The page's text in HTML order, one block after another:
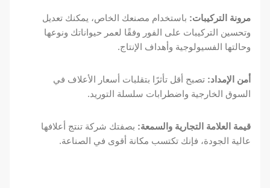
مرونة التركيبات: باستخدام مصنعك الخاص، يمكنك تعديل
وتحسين التركيبات على الفور وفقًا لعمر حيواناتك ونوعها
وحالتها الفسيولوجية وأهداف الإنتاج.
أمن الإمداد: تصبح أقل تأثرًا بتقلبات أسعار الأعلاف في
السوق الخارجية واضطرابات سلسلة التوريد.
قيمة العلامة التجارية والسمعة: بصفتك شركة تنتج أعلافها
عالية الجودة، فإنك تكتسب مكانة أقوى في الصناعة.